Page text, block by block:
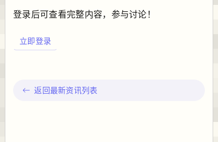
登录后可查看完整内容，参与讨论！
立即登录
返回最新资讯列表